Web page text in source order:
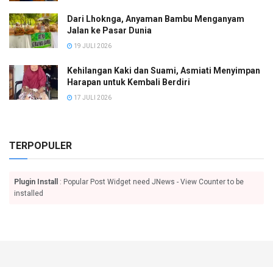
Dari Lhoknga, Anyaman Bambu Menganyam
Jalan ke Pasar Dunia
19 JULI 2026
Kehilangan Kaki dan Suami, Asmiati Menyimpan
Harapan untuk Kembali Berdiri
17 JULI 2026
TERPOPULER
Plugin Install
: Popular Post Widget need JNews - View Counter to be
installed